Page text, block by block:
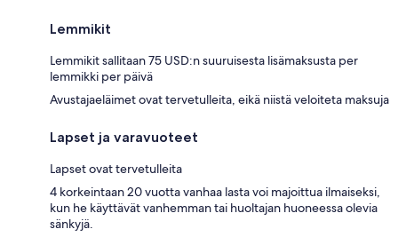
Lemmikit
Lemmikit sallitaan 75 USD:n suuruisesta lisämaksusta per
lemmikki per päivä
Avustajaeläimet ovat tervetulleita, eikä niistä veloiteta maksuja
Lapset ja varavuoteet
Lapset ovat tervetulleita
4 korkeintaan 20 vuotta vanhaa lasta voi majoittua ilmaiseksi,
kun he käyttävät vanhemman tai huoltajan huoneessa olevia
sänkyjä.